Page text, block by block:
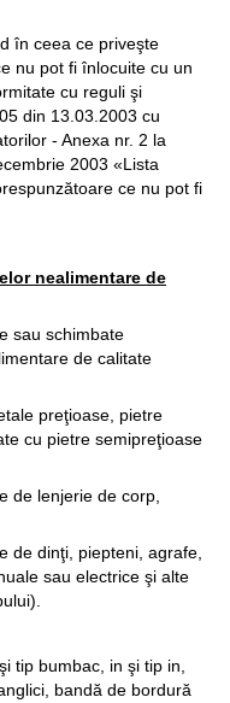
în ceea ce priveşte
nu pot fi înlocuite cu un
cu reguli şi
din 13.03.2003 cu
- Anexa nr. 2 la
2003 «Lista
ce nu pot fi
nealimentare de
sau schimbate
de calitate
preţioase, pietre
cu pietre semipreţioase
de lenjerie de corp,
de dinţi, piepteni, agrafe,
sau electrice şi alte
tip bumbac, in şi tip in,
bandă de bordură